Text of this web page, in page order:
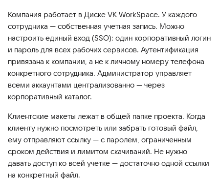
Компания работает в Диске VK WorkSpace. У каждого
сотрудника — собственная учетная запись. Можно
настроить единый вход (SSO): один корпоративный логин
и пароль для всех рабочих сервисов. Аутентификация
привязана к компании, а не к личному номеру телефона
конкретного сотрудника. Администратор управляет
всеми аккаунтами централизованно — через
корпоративный каталог.
Клиентские макеты лежат в общей папке проекта. Когда
клиенту нужно посмотреть или забрать готовый файл,
ему отправляют ссылку — с паролем, ограниченным
сроком действия и лимитом скачиваний. Не нужно
давать доступ ко всей учетке — достаточно одной ссылки
на конкретный файл.